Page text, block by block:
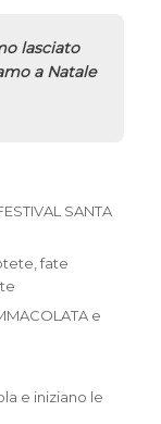
lasciato
a Natale
SANTA
fate
e
e iniziano le